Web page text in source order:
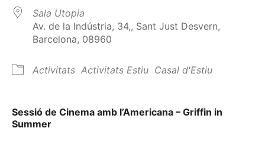
Sala Utopia
Av. de la Indústria, 34,, Sant Just Desvern,
Barcelona, 08960
Activitats Activitats Estiu Casal d'Estiu
Sessió de Cinema amb l’Americana – Griffin in
Summer